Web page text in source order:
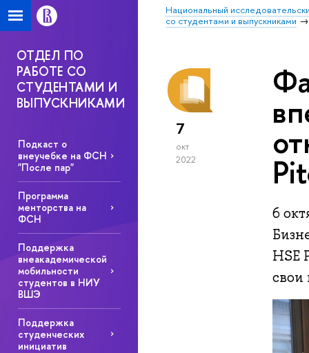
Национальный
со студентами и выпускниками
ОТДЕЛ ПО
РАБОТЕ СО
СТУДЕНТАМИ И
ВЫПУСКНИКАМИ
Подкаст о
внеучебке на ФСН
"После пар"
Программа
менторства на
ФСН
Поддержка
внеакадемической
мобильности
студентов в НИУ
ВШЭ
Поддержка
студенческих
инициатив
7
окт
2022
6
HSE
свои